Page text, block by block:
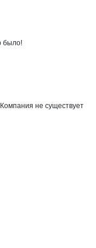
было!
Компания не существует